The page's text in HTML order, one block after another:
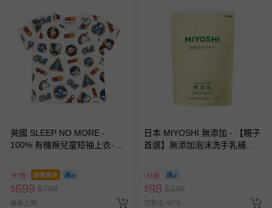
英國 SLEEP NO MORE -
100% 有機棉兒童短袖上衣-太
87折 即將售完
$699 $799
最新上架
日本 MIYOSHI 無添加 - 【親子
首選】無添加泡沫洗手乳補充
41折
$98 $240
已售出 4575